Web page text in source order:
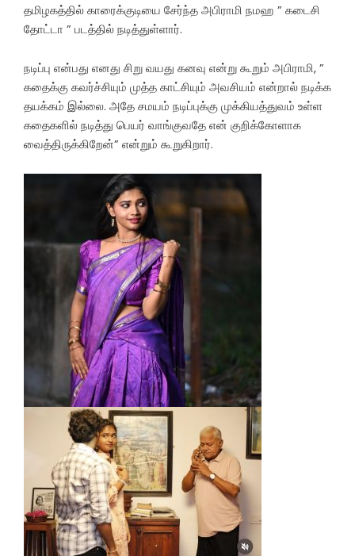
தமிழகத்தில் காரைக்குடியை சேர்ந்த அபிராமி நமஹ ” கடைசி
தோட்டா ” படத்தில் நடித்துள்ளார்.
நடிப்பு என்பது எனது சிறு வயது கனவு என்று கூறும் அபிராமி, ”
கதைக்கு கவர்ச்சியும் முத்த காட்சியும் அவசியம் என்றால் நடிக்க
தயக்கம் இல்லை. அதே சமயம் நடிப்புக்கு முக்கியத்துவம் உள்ள
கதைகளில் நடித்து பெயர் வாங்குவதே என் குறிக்கோளாக
வைத்திருக்கிறேன்” என்றும் கூறுகிறார்.